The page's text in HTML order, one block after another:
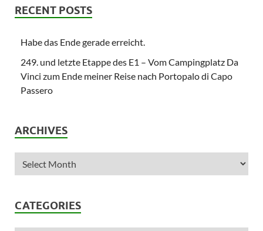
RECENT POSTS
Habe das Ende gerade erreicht.
249. und letzte Etappe des E1 – Vom Campingplatz Da
Vinci zum Ende meiner Reise nach Portopalo di Capo
Passero
ARCHIVES
CATEGORIES